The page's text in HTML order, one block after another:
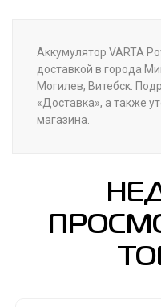
Аккумулятор VARTA
доставкой в города
Могилев, Витебск.
«Доставка», а также
магазина.